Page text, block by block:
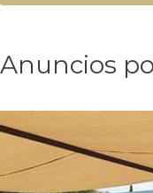
Anuncios